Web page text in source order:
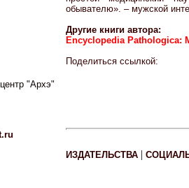
"Архэ"
обывателю». – мужской
Другие книги автора:
Encyclopedia Pathologica:
Поделиться ссылкой:
ИЗДАТЕЛЬСТВА |